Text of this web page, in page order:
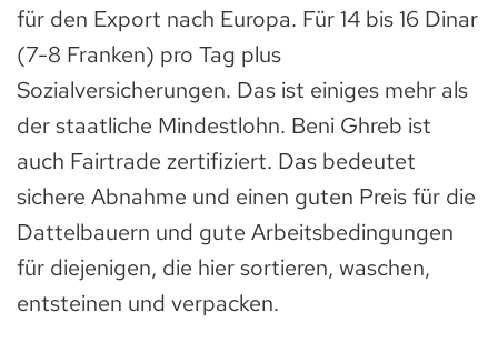
für den Export nach Europa. Für 14 bis 16 Dinar
(7-8 Franken) pro Tag plus
Sozialversicherungen. Das ist einiges mehr als
der staatliche Mindestlohn. Beni Ghreb ist
auch Fairtrade zertifiziert. Das bedeutet
sichere Abnahme und einen guten Preis für die
Dattelbauern und gute Arbeitsbedingungen
für diejenigen, die hier sortieren, waschen,
entsteinen und verpacken.